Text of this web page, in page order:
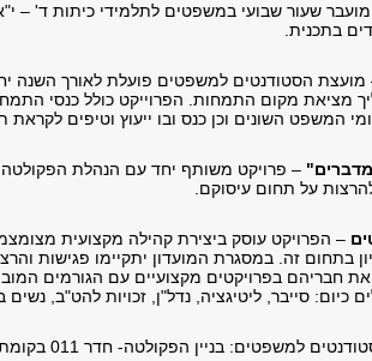
שעור שבועי במשפטים לתלמידי כיתות ד' –
בתכנית.
מועצת הסטודנטים למשפטים פועלת לאורך השנה
מציאת מקום התמחות. הפרוייקט כולל כנסי
המשפט השונים וכן כנס ובו ייעוץ וטיפים
– פרויקט משותף יחד עם הנהלת הפקולטה
על תחום עיסוקם.
– הפרויקט עוסק ביצירת קהילה מקצועית
בתחום זה. במסגרת המועדון יתקיימו פגישות
את חבריהם בפרויקטים מקצועיים עם הגורמים
כיום: סייבר, ליטיגציה, נדל"ן, זכויות להט"ב,
למשפטים: בניין הפקולטה- חדר 011 בקומת המרתף.